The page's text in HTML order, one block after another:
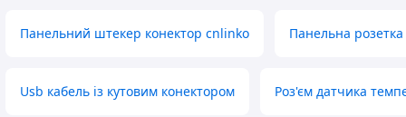
Панельний штекер конектор cnlinko Панельна розетка
Usb кабель із кутовим конектором Роз'єм датчика